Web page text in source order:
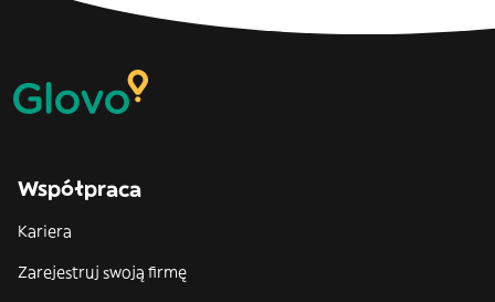
Współpraca
Kariera
Zarejestruj swoją firmę